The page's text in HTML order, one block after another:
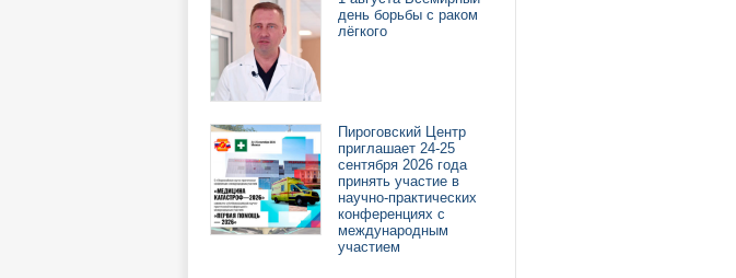
день борьбы с раком
лёгкого
Пироговский Центр
приглашает 24-25
сентября 2026 года
принять участие в
научно-практических
конференциях с
международным
участием